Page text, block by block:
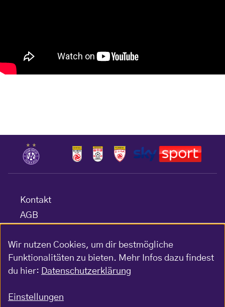
Kontakt
AGB
Barrierefreiheitserklärung
Impressum
Gewinnspiel-Bedingungen
Wir nutzen Cookies, um dir bestmögliche
Funktionalitäten zu bieten. Mehr Infos dazu findest
du hier: Datenschutzerklärung
Einstellungen